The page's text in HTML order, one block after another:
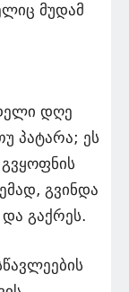
მუდამ
დღე
პატარა; ეს
გვინდა
გაქრეს.